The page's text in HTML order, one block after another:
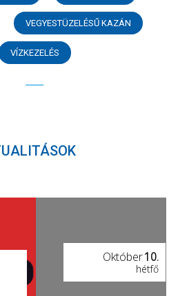
VEGYESTÜZELÉSŰ KAZÁN
VÍZKEZELÉS
Október10.
hétfő